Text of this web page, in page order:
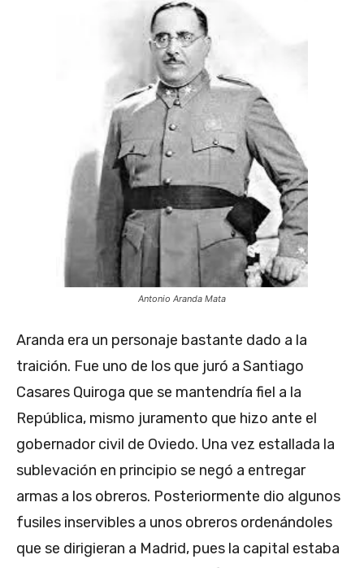
Antonio Aranda Mata
Aranda era un personaje bastante dado a la
traición. Fue uno de los que juró a Santiago
Casares Quiroga que se mantendría fiel a la
República, mismo juramento que hizo ante el
gobernador civil de Oviedo. Una vez estallada la
sublevación en principio se negó a entregar
armas a los obreros. Posteriormente dio algunos
fusiles inservibles a unos obreros ordenándoles
que se dirigieran a Madrid, pues la capital estaba